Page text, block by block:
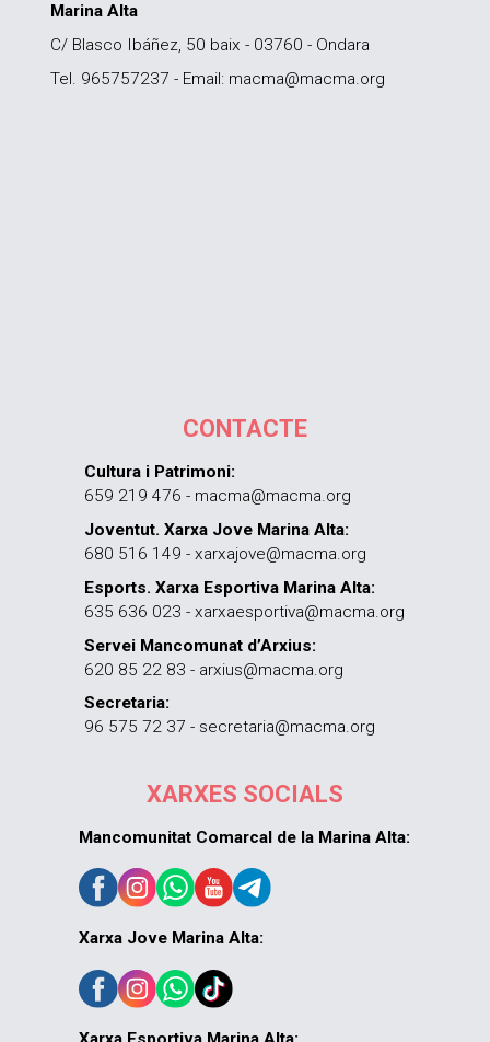
Marina Alta
C/ Blasco Ibáñez, 50 baix - 03760 - Ondara
Tel. 965757237 - Email: macma@macma.org
CONTACTE
Cultura i Patrimoni:
659 219 476 - macma@macma.org
Joventut. Xarxa Jove Marina Alta:
680 516 149 - xarxajove@macma.org
Esports. Xarxa Esportiva Marina Alta:
635 636 023 - xarxaesportiva@macma.org
Servei Mancomunat d’Arxius:
620 85 22 83 - arxius@macma.org
Secretaria:
96 575 72 37 - secretaria@macma.org
XARXES SOCIALS
Mancomunitat Comarcal de la Marina Alta:
Xarxa Jove Marina Alta: